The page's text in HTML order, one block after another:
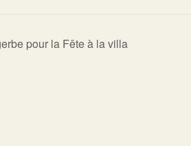
pour la Fête à la villa